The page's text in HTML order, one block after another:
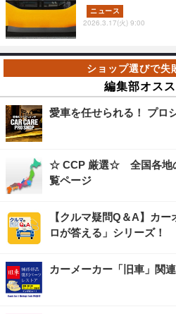
ニュース
2026.3.17(火) 9:00
編集部オス
愛車を任せられる！ プロ
☆ CCP 厳選☆ 全国各地
覧ページ
【クルマ疑問Q＆A】カ
ロが答える」シリーズ！
カーメーカー「旧車」関